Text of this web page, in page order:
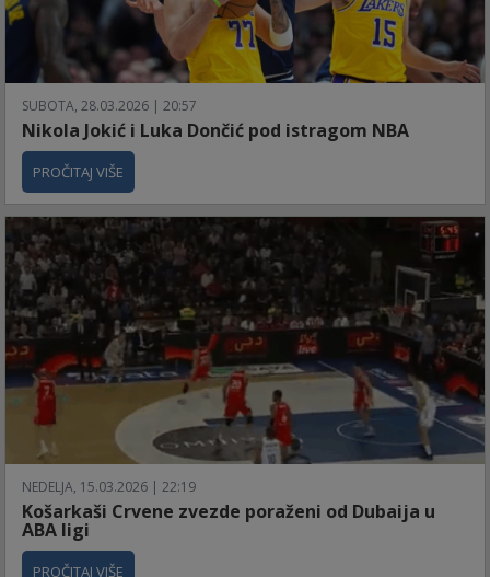
SUBOTA, 28.03.2026 | 20:57
Nikola Jokić i Luka Dončić pod istragom NBA
PROČITAJ VIŠE
NEDELJA, 15.03.2026 | 22:19
Košarkaši Crvene zvezde poraženi od Dubaija u
ABA ligi
PROČITAJ VIŠE